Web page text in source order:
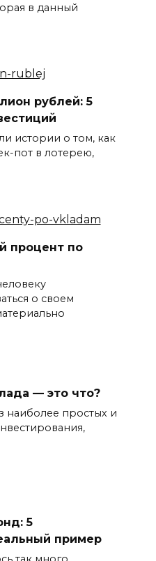
в данный
рублей: 5
истории о том, как
пот в лотерею,
процент по
о своем
— это что?
наиболее простых и
5
пример